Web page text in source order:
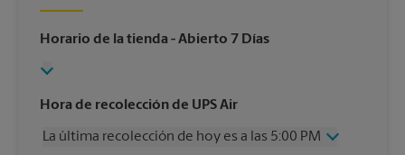
Horario de la tienda - Abierto 7 Días
Hora de recolección de UPS Air
La última recolección de hoy es a las 5:00 PM